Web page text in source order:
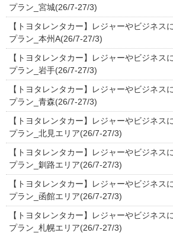
プラン_宮城(26/7-27/3)
【トヨタレンタカー】レジャーやビジネス
プラン_本州A(26/7-27/3)
【トヨタレンタカー】レジャーやビジネス
プラン_岩手(26/7-27/3)
【トヨタレンタカー】レジャーやビジネス
プラン_青森(26/7-27/3)
【トヨタレンタカー】レジャーやビジネス
プラン_北見エリア(26/7-27/3)
【トヨタレンタカー】レジャーやビジネス
プラン_釧路エリア(26/7-27/3)
【トヨタレンタカー】レジャーやビジネス
プラン_函館エリア(26/7-27/3)
【トヨタレンタカー】レジャーやビジネス
プラン_札幌エリア(26/7-27/3)